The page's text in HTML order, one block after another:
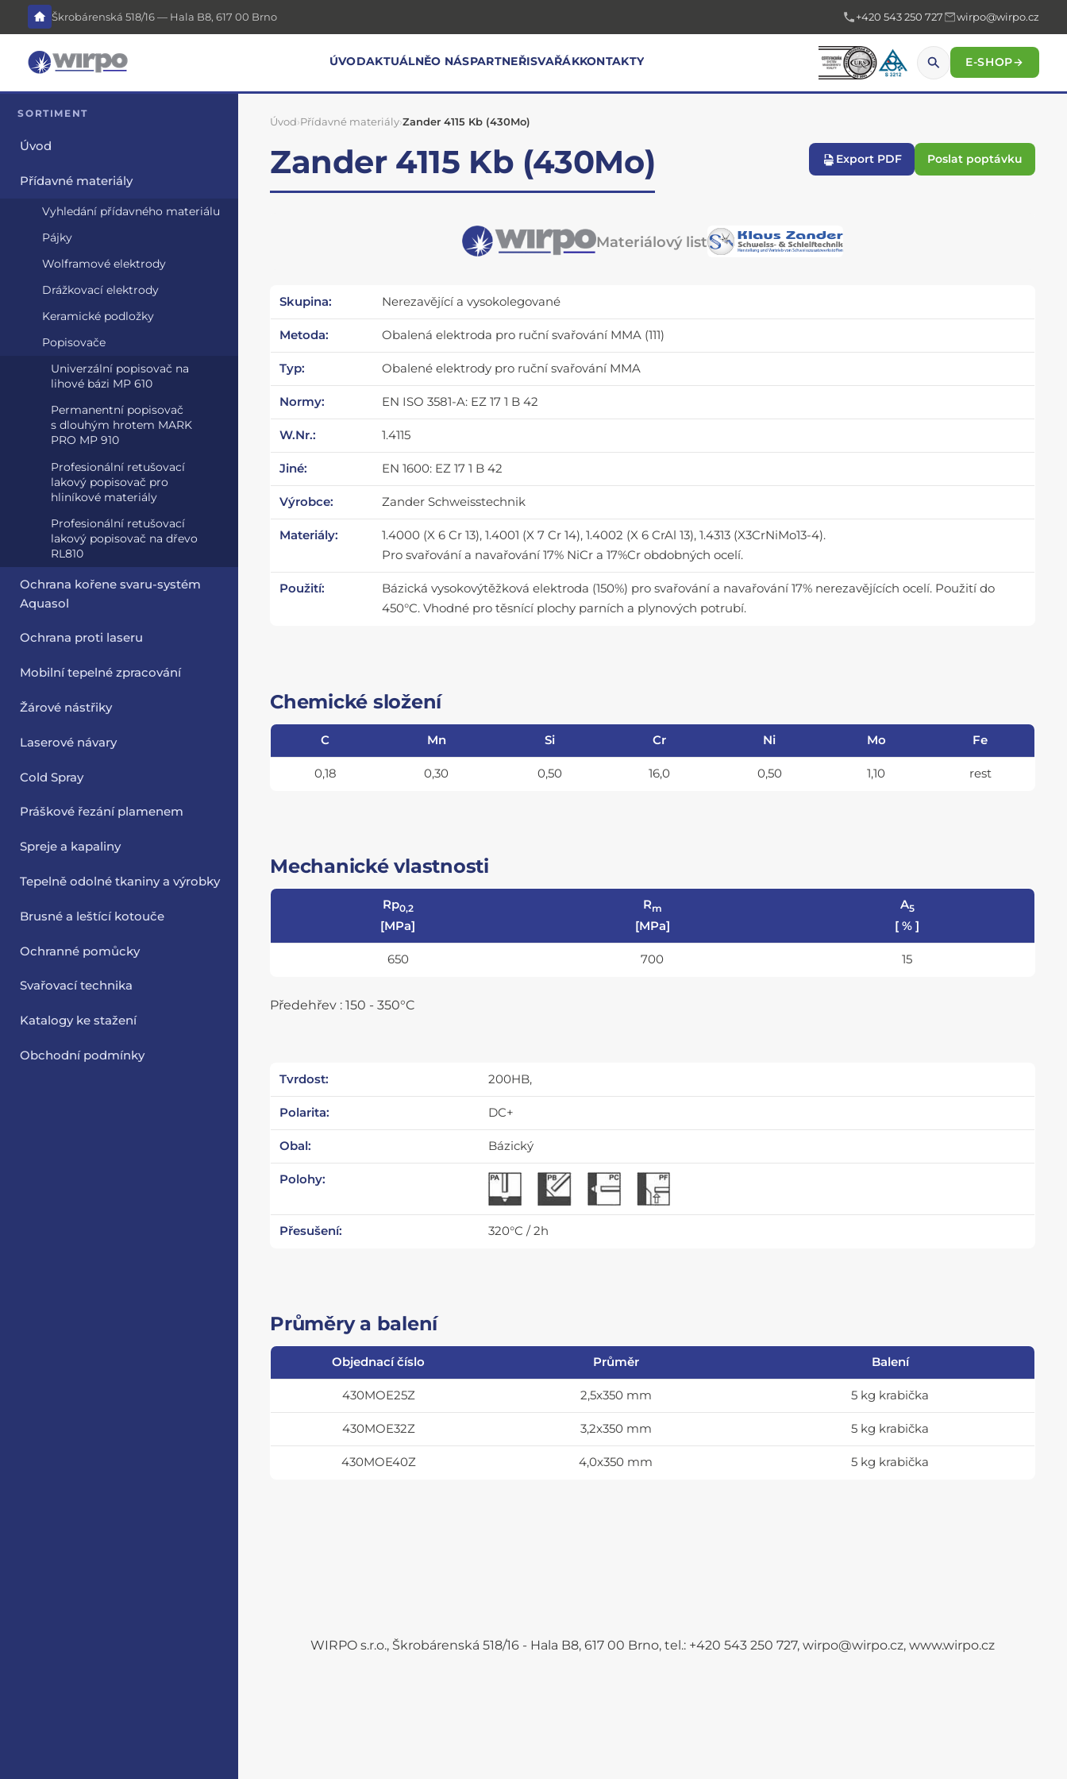
Škrobárenská 518/16 — Hala B8, 617 00 Brno +420 543 250 727 wirpo@wirpo.cz
ÚVODAKTUÁLNĚO NÁSPARTNEŘISVAŘÁKKONTAKTY E-SHOP→
SORTIMENT
Úvod
Přídavné materiály
Vyhledání přídavného materiálu
Pájky
Wolframové elektrody
Drážkovací elektrody
Keramické podložky
Popisovače
Univerzální popisovač na
lihové bázi MP 610
Permanentní popisovač
s dlouhým hrotem MARK
PRO MP 910
Profesionální retušovací
lakový popisovač pro
hliníkové materiály
Profesionální retušovací
lakový popisovač na dřevo
RL810
Ochrana kořene svaru-systém
Aquasol
Ochrana proti laseru
Mobilní tepelné zpracování
Žárové nástřiky
Laserové návary
Cold Spray
Práškové řezání plamenem
Spreje a kapaliny
Tepelně odolné tkaniny a výrobky
Brusné a leštící kotouče
Ochranné pomůcky
Svařovací technika
Katalogy ke stažení
Obchodní podmínky
Úvod›Přídavné materiály›Zander 4115 Kb (430Mo)
Zander 4115 Kb (430Mo) Export PDF Poslat poptávku
Materiálový list
Skupina: Nerezavějící a vysokolegované
Metoda: Obalená elektroda pro ruční svařování MMA (111)
Typ: Obalené elektrody pro ruční svařování MMA
Normy: EN ISO 3581-A: EZ 17 1 B 42
W.Nr.: 1.4115
Jiné: EN 1600: EZ 17 1 B 42
Výrobce: Zander Schweisstechnik
Materiály:
1.4000 (X 6 Cr 13), 1.4001 (X 7 Cr 14), 1.4002 (X 6 CrAl 13), 1.4313 (X3CrNiMo13-4).
Pro svařování a navařování 17% NiCr a 17%Cr obdobných ocelí.
Použití:
Bázická vysokovýtěžková elektroda (150%) pro svařování a navařování 17% nerezavějících ocelí. Použití do
450°C. Vhodné pro těsnící plochy parních a plynových potrubí.
Chemické složení
C Mn Si Cr Ni Mo Fe
0,18 0,30 0,50 16,0 0,50 1,10 rest
Mechanické vlastnosti
Rp0,2
[MPa]
Rm
[MPa]
A5
[ % ]
650 700 15
Předehřev : 150 - 350°C
Tvrdost: 200HB,
Polarita: DC+
Obal: Bázický
Polohy:
Přesušení: 320°C / 2h
Průměry a balení
Objednací číslo Průměr Balení
430MOE25Z 2,5x350 mm 5 kg krabička
430MOE32Z 3,2x350 mm 5 kg krabička
430MOE40Z 4,0x350 mm 5 kg krabička
WIRPO s.r.o., Škrobárenská 518/16 - Hala B8, 617 00 Brno, tel.: +420 543 250 727, wirpo@wirpo.cz, www.wirpo.cz